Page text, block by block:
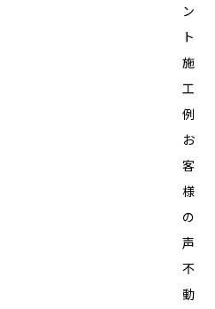
ン
ト
施
工
例
お
客
様
の
声
不
動